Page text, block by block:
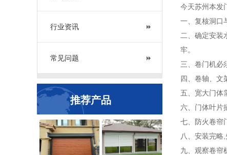
行业资讯
常见问题
推荐产品
今天苏州本发
一、复核洞口
二、确定安装
牢。
三、卷门机必
四、卷轴、文
五、宽大门体
六、门体叶片
七、防火卷帘
八、安装完略
九、观察卷帘